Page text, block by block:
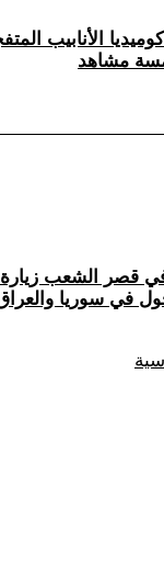
كوميديا الأنابيب
مشاهد
قصر الشعب زيارة
في سوريا